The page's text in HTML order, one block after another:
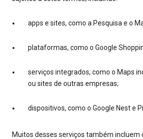
apps e sites, como a Pesquisa e o
plataformas, como o Google
serviços integrados, como o Maps
ou sites de outras empresas;
dispositivos, como o Google Nest e
Muitos desses serviços também incluem